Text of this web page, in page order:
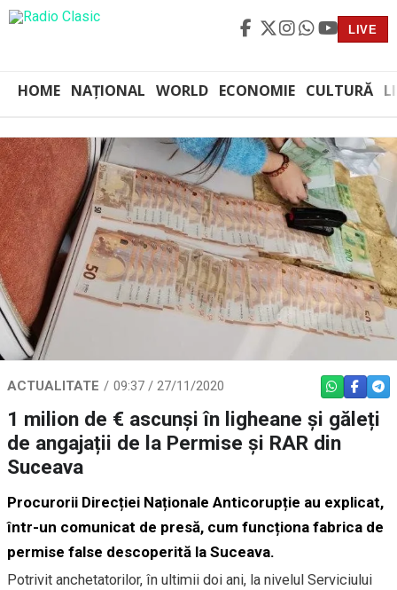
LIVE
HOME NAȚIONAL WORLD ECONOMIE CULTURĂ
ACTUALITATE 09:37 / 27/11/2020 WHATSAPP
1 milion de € ascunși în ligheane și găleți
de angajații de la Permise și RAR din
Suceava
Procurorii Direcției Naționale Anticorupție au explicat,
într-un comunicat de presă, cum funcționa fabrica de
permise false descoperită la Suceava.
Potrivit anchetatorilor, în ultimii doi ani, la nivelul Serviciului